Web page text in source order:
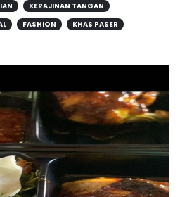
KERAJINAN TANGAN
FASHION
KHAS PASER